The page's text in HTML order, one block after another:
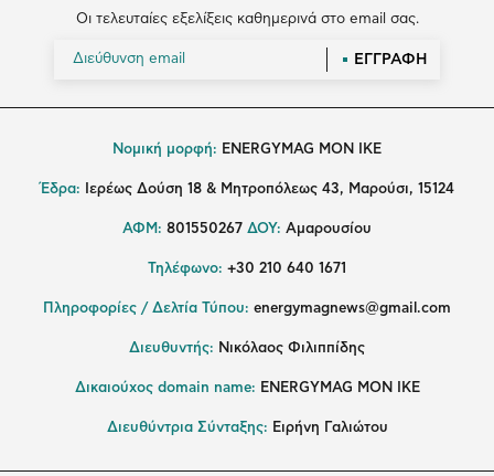
Οι τελευταίες εξελίξεις καθημερινά στο email σας.
ΕΓΓΡΑΦΗ
Νομική μορφή: ENERGYMAG MON IKE
Έδρα: Ιερέως Δούση 18 & Μητροπόλεως 43, Μαρούσι, 15124
ΑΦΜ: 801550267 ΔΟΥ: Αμαρουσίου
Τηλέφωνο: +30 210 640 1671
Πληροφορίες / Δελτία Τύπου: energymagnews@gmail.com
Διευθυντής: Νικόλαος Φιλιππίδης
Δικαιούχος domain name: ENERGYMAG ΜΟΝ ΙΚΕ
Διευθύντρια Σύνταξης: Ειρήνη Γαλιώτου